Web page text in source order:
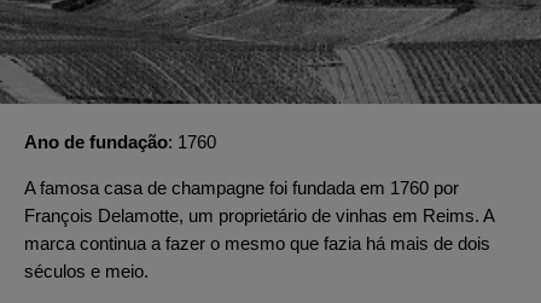
Ano de fundação 1760
A famosa casa de champagne foi fundada em 1760 por
François Delamotte, um proprietário de vinhas em Reims. A
marca continua a fazer o mesmo que fazia há mais de dois
séculos e meio.